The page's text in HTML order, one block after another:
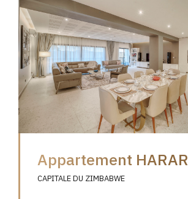
Appartement
CAPITALE DU ZIMBABWE